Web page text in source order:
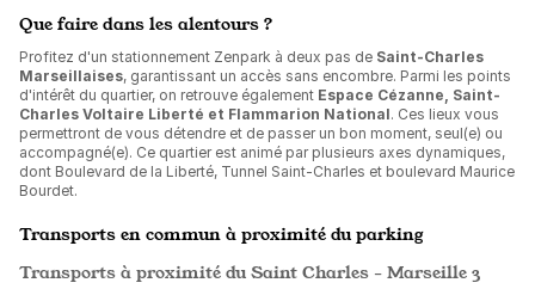
Que faire dans les alentours ?
Profitez d'un stationnement Zenpark à deux pas de Saint-Charles
Marseillaises, garantissant un accès sans encombre. Parmi les points
d'intérêt du quartier, on retrouve également Espace Cézanne, Saint-
Charles Voltaire Liberté et Flammarion National. Ces lieux vous
permettront de vous détendre et de passer un bon moment, seul(e) ou
accompagné(e). Ce quartier est animé par plusieurs axes dynamiques,
dont Boulevard de la Liberté, Tunnel Saint-Charles et boulevard Maurice
Bourdet.
Transports en commun à proximité du parking
Transports à proximité du Saint Charles - Marseille 3